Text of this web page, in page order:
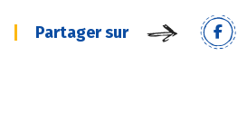
Partager sur